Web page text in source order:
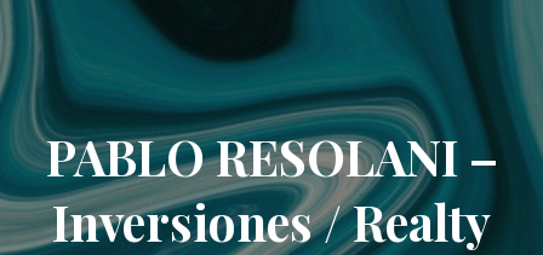
PABLO RESOLANI –
Inversiones / Realty